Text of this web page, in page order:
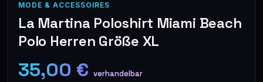
MODE & ACCESSOIRES
La Martina Poloshirt Miami Beach
Polo Herren Größe XL
35,00 € verhandelbar